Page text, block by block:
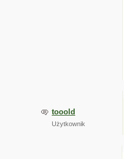
tooold
Użytkownik